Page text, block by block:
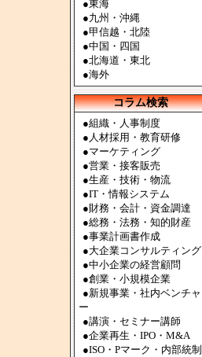
●東海
●九州・沖縄
●甲信越・北陸
●中国・四国
●北海道・東北
●海外
コラム検索
●組織・人事制度
●人材採用・教育研修
●マーケティング
●営業・接客販売
●生産・技術・物流
●IT・情報システム
●財務・会計・資金調達
●総務・法務・知的財産
●事業計画書作成
●大企業コンサルティング
●中小企業の経営顧問
●創業・小規模企業
●新規事業・社内ベンチャ
ー
●講演・セミナー講師
●企業再生・IPO・M&A
●ISO・Pマーク・内部統制